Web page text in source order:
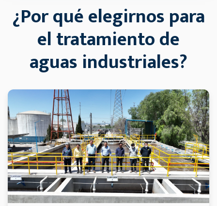
¿Por qué elegirnos para
el tratamiento de
aguas industriales?